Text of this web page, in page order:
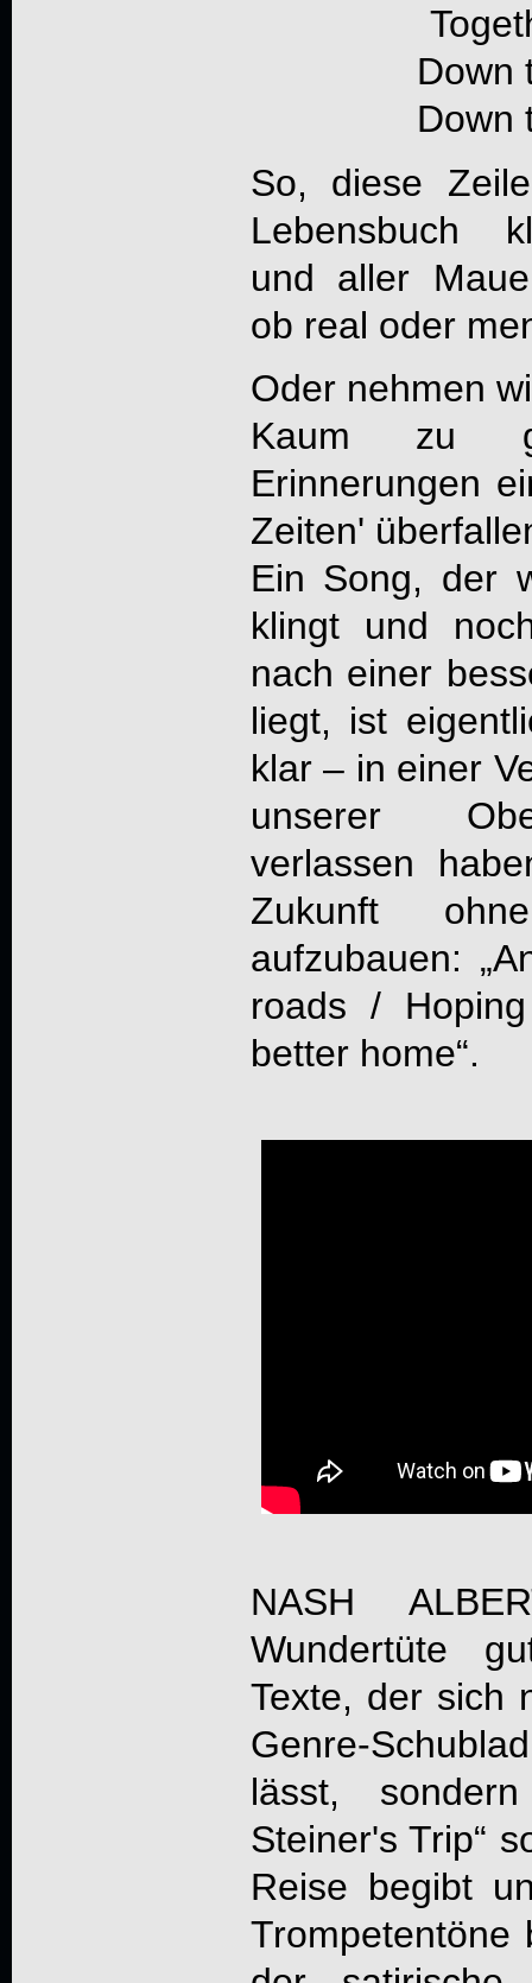
Down
Down
So, diese
Lebensbuch
und aller
ob real oder
Oder nehmen
Kaum zu
Erinnerungen
Zeiten'
Ein Song, der
klingt und
nach einer
liegt, ist
klar – in einer
unserer
verlassen
Zukunft
aufzubauen:
roads /
better home“.
NASH
Wundertüte
Texte, der sich
Genre-
lässt,
Steiner's Trip“
Reise begibt
Trompetentöne